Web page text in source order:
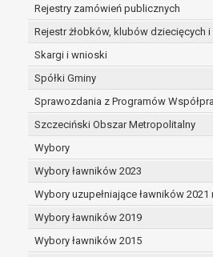
Rejestry zamówień publicznych
Rejestr żłobków, klubów dziecięcych
Skargi i wnioski
Spółki Gminy
Sprawozdania z Programów
Szczeciński Obszar Metropolitalny
Wybory
Wybory ławników 2023
Wybory uzupełniające ławników 2021
Wybory ławników 2019
Wybory ławników 2015
sposób
osoba, której
sprzeciw wobec
danych
zgodę na
osobowych,
przetwarzania
danych,
dane osobowe
niezgodnie z
dane osobowe
celu wywiązania